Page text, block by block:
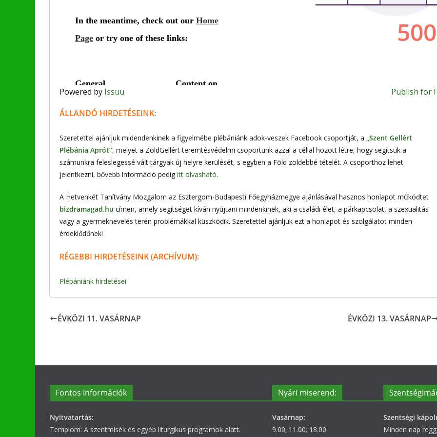
Powered by Issuu Publish for
ÁLLANDÓ HIRDETÉSEINK:
Szeretettel ajánljuk midendenkinek a figyelmébe plébániánk adok-veszek Facebook csoportját, a „Szent Gellért
Plébánia Aprót”, melyet a ZöldGellért teremtésvédelmi csoportunk azzal a céllal hozott létre, hogy segítsük a
számunkra feleslegessé vált tárgyak új helyre kerülését, s egyben a Föld zöldebbé tételét. A csoporthoz lehet
jelentkezni, bővebb információ pedig itt olvasható.
A Hetvenkét Tanítvány Mozgalom az Esztergom-Budapesti Főegyházmegye ajánlásával hasznos honlapot működtet
bizdramagad.hu címen, amely segítséget kíván nyújtani mindenkinek, aki a családi élet, a párkapcsolat, a szexualitás
vagy a gyermeknevelés terén problémákkal küszködik. Szeretettel ajánljuk ezt a honlapot és szolgálatot minden
érdeklődőnek!
RÉGEBBI HIRDETÉSEINK (ARCHÍVUM):
Plébániánk hirdetései
ÉVKÖZI 11. VASÁRNAP ÉVKÖZI 13. VASÁRNAP
Fontos információk
Nyitvatartás:
Templom: A szentmisék és egyéb liturgikus programok alatt.
Nyári miserend:
Vasárnap:
9.00; 11.00; 18.00
Szentségi
Minden nap